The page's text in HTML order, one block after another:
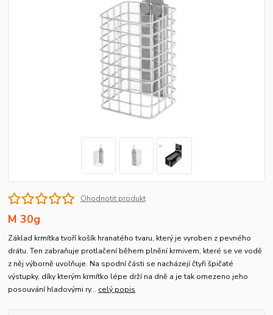
Ohodnotit produkt
M 30g
Základ krmítka tvoří košík hranatého tvaru, který je vyroben z pevného
drátu. Ten zabraňuje protlačení během plnění krmivem, které se ve vodě
z něj výborně uvolňuje. Na spodní části se nacházejí čtyři špičaté
výstupky, díky kterým krmítko lépe drží na dně a je tak omezeno jeho
posouvání hladovými ry... celý popis